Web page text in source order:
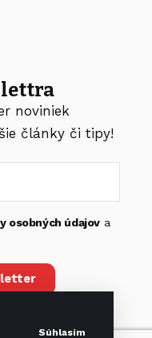
Súhlasím
noviniek
články či tipy!
osobných údajova